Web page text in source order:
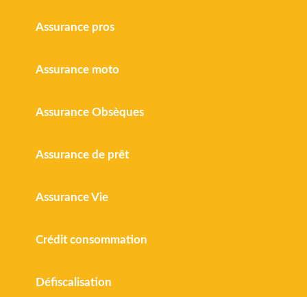
Assurance pros
Assurance moto
Assurance Obsèques
Assurance de prêt
Assurance Vie
Crédit consommation
Défiscalisation